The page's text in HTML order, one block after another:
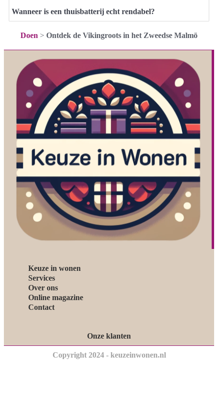
Wanneer is een thuisbatterij echt rendabel?
Doen > Ontdek de Vikingroots in het Zweedse Malmö
Keuze in wonen
Services
Over ons
Online magazine
Contact
Onze klanten
Copyright 2024 - keuzeinwonen.nl